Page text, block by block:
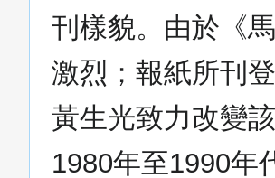
刊樣貌。由於《
激烈；報紙所刊
黃生光致力改變
1980年至1990年